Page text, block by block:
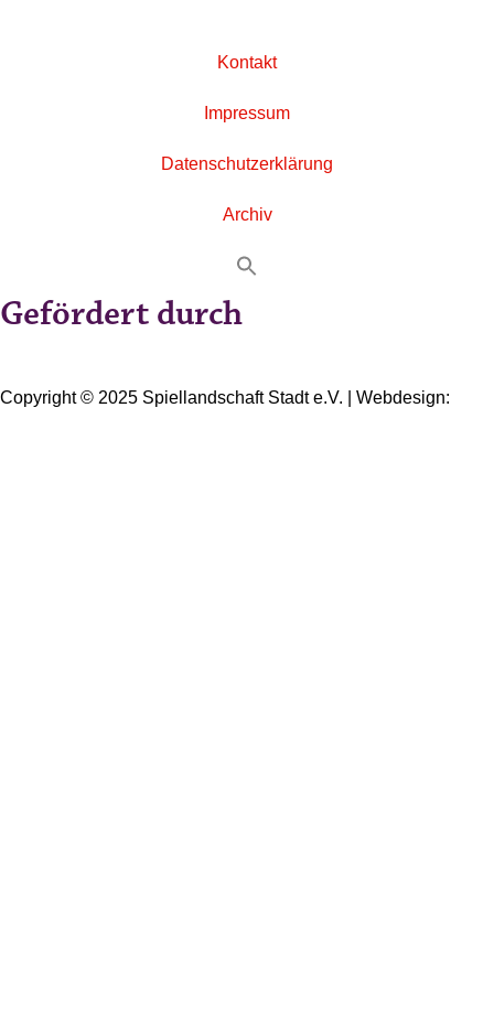
Kontakt
Impressum
Datenschutzerklärung
Archiv
Gefördert durch
Copyright © 2025 Spiellandschaft Stadt e.V. | Webdesign: